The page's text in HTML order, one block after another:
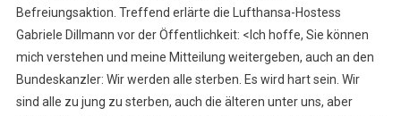
Befreiungsaktion. Treffend erlärte die Lufthansa-Hostess
Gabriele Dillmann vor der Öffentlichkeit: <Ich hoffe, Sie können
mich verstehen und meine Mitteilung weitergeben, auch an den
Bundeskanzler: Wir werden alle sterben. Es wird hart sein. Wir
sind alle zu jung zu sterben, auch die älteren unter uns, aber